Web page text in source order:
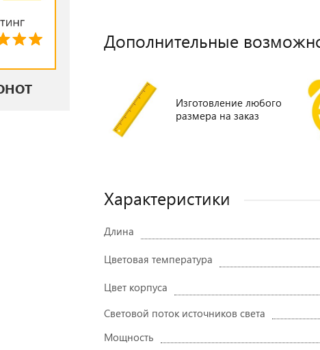
Дополнительные
Изготовление любого
размера на заказ
Характеристики
Длина
Цветовая температура
Цвет корпуса
Световой поток источников света
Мощность